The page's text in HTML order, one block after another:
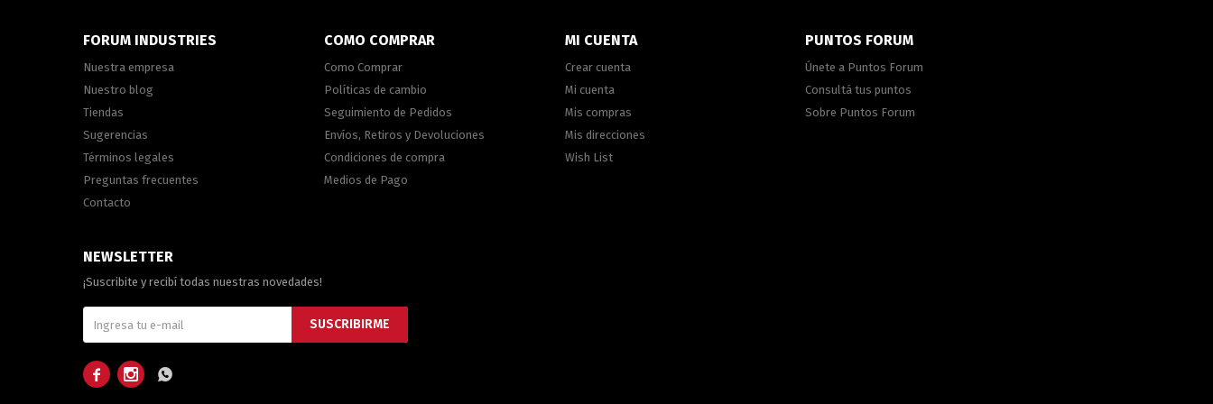
FORUM INDUSTRIES
Nuestra empresa
Nuestro blog
Tiendas
Sugerencias
Términos legales
Preguntas frecuentes
Contacto
COMO COMPRAR
Como Comprar
Políticas de cambio
Seguimiento de Pedidos
Envíos, Retiros y Devoluciones
Condiciones de compra
Medios de Pago
MI CUENTA
Crear cuenta
Mi cuenta
Mis compras
Mis direcciones
Wish List
PUNTOS FORUM
Únete a Puntos Forum
Consultá tus puntos
Sobre Puntos Forum
NEWSLETTER
¡Suscribite y recibí todas nuestras novedades!
SUSCRIBIRME
  